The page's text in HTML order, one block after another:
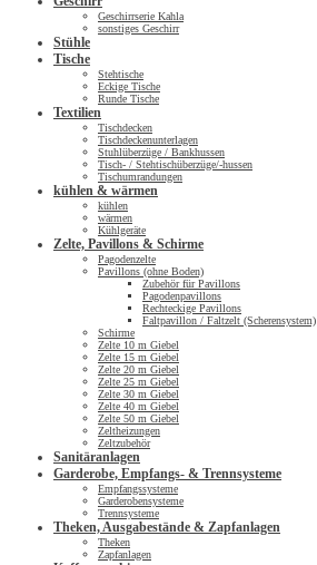
Geschirrserie Kahla
sonstiges Geschirr
Stühle
Tische
Stehtische
Eckige Tische
Runde Tische
Textilien
Tischdecken
Tischdeckenunterlagen
Stuhlüberzüge / Bankhussen
Tisch- / Stehtischüberzüge/-hussen
Tischumrandungen
kühlen & wärmen
kühlen
wärmen
Kühlgeräte
Zelte, Pavillons & Schirme
Pagodenzelte
Pavillons (ohne Boden)
Zubehör für Pavillons
Pagodenpavillons
Rechteckige Pavillons
Faltpavillon / Faltzelt (Scherensystem)
Schirme
Zelte 10 m Giebel
Zelte 15 m Giebel
Zelte 20 m Giebel
Zelte 25 m Giebel
Zelte 30 m Giebel
Zelte 40 m Giebel
Zelte 50 m Giebel
Zeltheizungen
Zeltzubehör
Sanitäranlagen
Garderobe, Empfangs- & Trennsysteme
Empfangssysteme
Garderobensysteme
Trennsysteme
Theken, Ausgabestände & Zapfanlagen
Theken
Zapfanlagen